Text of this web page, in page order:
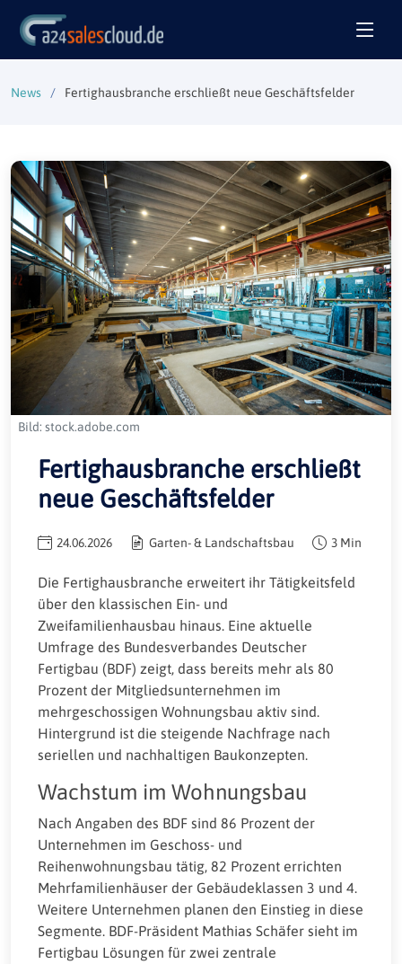
News Fertighausbranche erschließt neue Geschäftsfelder
Bild: stock.adobe.com
Fertighausbranche erschließt
neue Geschäftsfelder
24.06.2026 Garten- & Landschaftsbau 3 Min
Die Fertighausbranche erweitert ihr Tätigkeitsfeld
über den klassischen Ein- und
Zweifamilienhausbau hinaus. Eine aktuelle
Umfrage des Bundesverbandes Deutscher
Fertigbau (BDF) zeigt, dass bereits mehr als 80
Prozent der Mitgliedsunternehmen im
mehrgeschossigen Wohnungsbau aktiv sind.
Hintergrund ist die steigende Nachfrage nach
seriellen und nachhaltigen Baukonzepten.
Wachstum im Wohnungsbau
Nach Angaben des BDF sind 86 Prozent der
Unternehmen im Geschoss- und
Reihenwohnungsbau tätig, 82 Prozent errichten
Mehrfamilienhäuser der Gebäudeklassen 3 und 4.
Weitere Unternehmen planen den Einstieg in diese
Segmente. BDF-Präsident Mathias Schäfer sieht im
Fertigbau Lösungen für zwei zentrale